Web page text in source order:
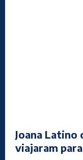
Joana
viajaram